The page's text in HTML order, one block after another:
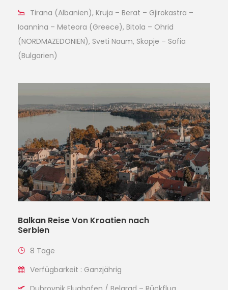
Tirana (Albanien), Kruja – Berat – Gjirokastra –
Ioannina – Meteora (Greece), Bitola – Ohrid
(NORDMAZEDONIEN), Sveti Naum, Skopje – Sofia
(Bulgarien)
Balkan Reise Von Kroatien nach
Serbien
8 Tage
Verfügbarkeit : Ganzjährig